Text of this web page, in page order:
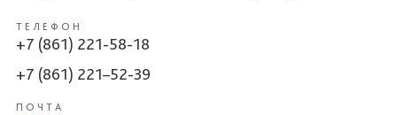
ТЕЛЕФОН
+7 (861) 221-58-18
+7 (861) 221–52-39
ПОЧТА